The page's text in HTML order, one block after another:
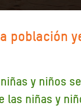
población
y niños
las niñas y